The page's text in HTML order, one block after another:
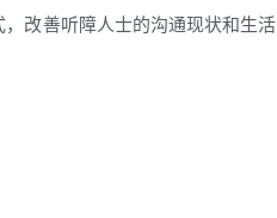
改善听障人士的沟通现状和生活